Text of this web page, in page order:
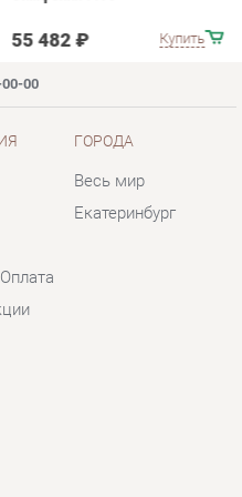
Весь мир